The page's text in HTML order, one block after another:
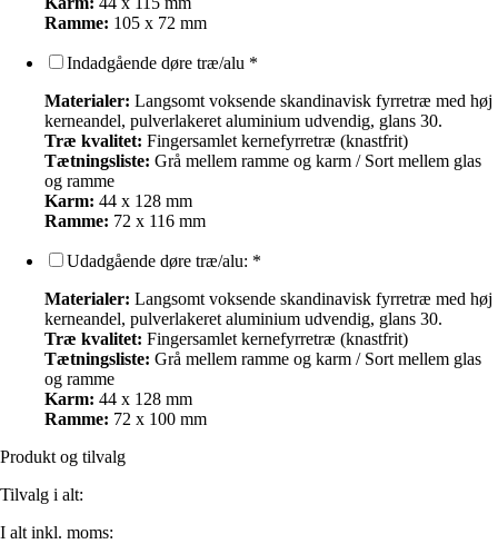
Ramme: 105 x 72 mm
Indadgående døre træ/alu *
Materialer: Langsomt voksende skandinavisk fyrretræ med høj
kerneandel, pulverlakeret aluminium udvendig, glans 30.
Træ kvalitet: Fingersamlet kernefyrretræ (knastfrit)
Tætningsliste: Grå mellem ramme og karm / Sort mellem glas
og ramme
Karm: 44 x 128 mm
Ramme: 72 x 116 mm
Udadgående døre træ/alu: *
Materialer: Langsomt voksende skandinavisk fyrretræ med høj
kerneandel, pulverlakeret aluminium udvendig, glans 30.
Træ kvalitet: Fingersamlet kernefyrretræ (knastfrit)
Tætningsliste: Grå mellem ramme og karm / Sort mellem glas
og ramme
Karm: 44 x 128 mm
Ramme: 72 x 100 mm
Produkt og tilvalg
Tilvalg i alt:
I alt inkl. moms: